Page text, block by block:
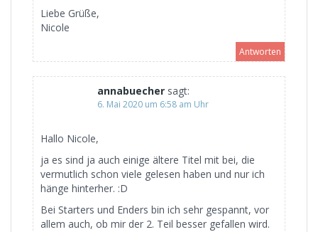
Liebe Grüße,
Nicole
Antworten
annabuecher sagt:
6. Mai 2020 um 6:58 am Uhr
Hallo Nicole,
ja es sind ja auch einige ältere Titel mit bei, die
vermutlich schon viele gelesen haben und nur ich
hänge hinterher. :D
Bei Starters und Enders bin ich sehr gespannt, vor
allem auch, ob mir der 2. Teil besser gefallen wird.